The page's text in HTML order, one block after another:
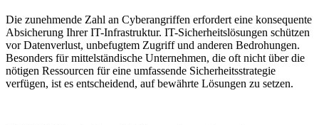
Die zunehmende Zahl an Cyberangriffen erfordert eine konsequente
Absicherung Ihrer IT-Infrastruktur. IT-Sicherheitslösungen schützen
vor Datenverlust, unbefugtem Zugriff und anderen Bedrohungen.
Besonders für mittelständische Unternehmen, die oft nicht über die
nötigen Ressourcen für eine umfassende Sicherheitsstrategie
verfügen, ist es entscheidend, auf bewährte Lösungen zu setzen.